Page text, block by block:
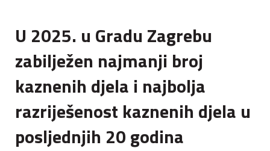
U 2025. u Gradu Zagrebu
zabilježen najmanji broj
kaznenih djela i najbolja
razriješenost kaznenih djela u
posljednjih 20 godina